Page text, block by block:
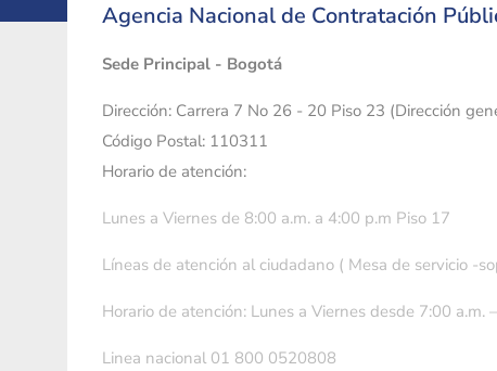
Agencia Nacional de Contratación
Sede Principal - Bogotá
Dirección: Carrera 7 No 26 - 20 Piso 23 (Dirección
Código Postal: 110311
Horario de atención:
Lunes a Viernes de 8:00 a.m. a 4:00 p.m Piso 17
Líneas de atención al ciudadano ( Mesa de servicio -
Horario de atención: Lunes a Viernes desde 7:00
Linea nacional 01 800 0520808